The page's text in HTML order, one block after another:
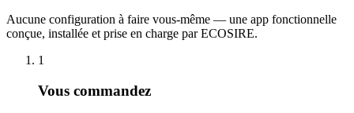
Aucune configuration à faire vous-même — une app fonctionnelle
conçue, installée et prise en charge par ECOSIRE.
1
Vous commandez